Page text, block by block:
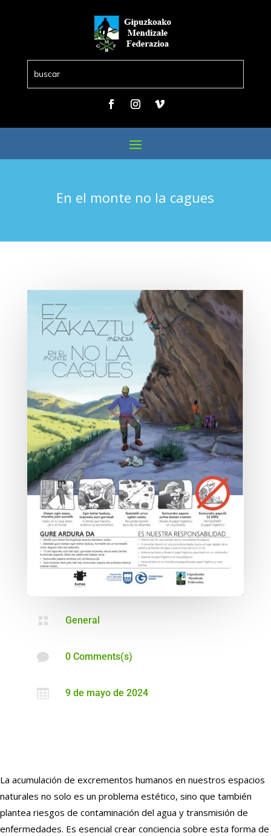
En el monte no la cagues
 General
 0 Comments(s)
 9 de mayo de 2024
La acumulación de excrementos humanos en nuestros espacios
naturales no solo es un problema estético, sino que también
plantea riesgos de contaminación del agua y transmisión de
enfermedades. Es esencial crear conciencia sobre esta forma de